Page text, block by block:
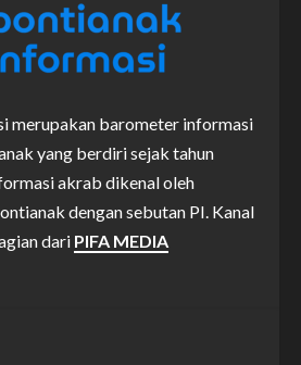
merupakan barometer informasi
yang berdiri sejak tahun
akrab dikenal oleh
dengan sebutan PI. Kanal
dari PIFA MEDIA